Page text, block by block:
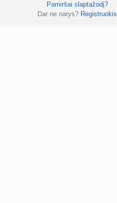
Pamiršai slaptažodį?
Dar ne narys? Registruokis